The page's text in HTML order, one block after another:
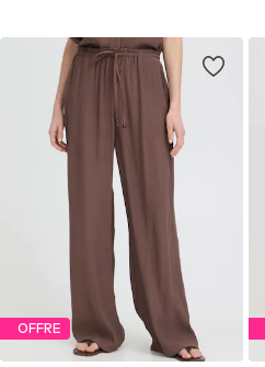
OFFRE